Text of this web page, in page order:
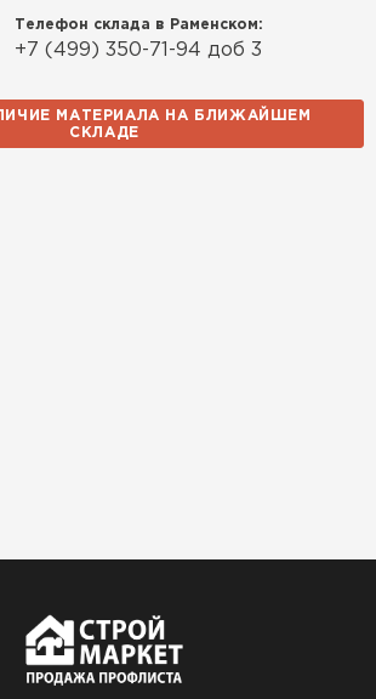
Телефон склада в Раменском:
+7 (499) 350-71-94 доб 3
МАТЕРИАЛА НА БЛИЖАЙШЕМ
СКЛАДЕ